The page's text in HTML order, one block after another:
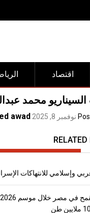
اقتصاد
محمد
نوفمبر 8, 2025 by
awad
وإسلامي للانتهاكات